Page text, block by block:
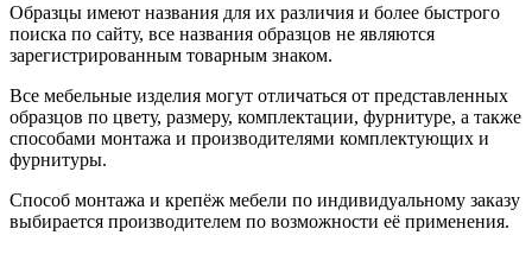
Образцы имеют названия для их различия и более быстрого
поиска по сайту, все названия образцов не являются
зарегистрированным товарным знаком.
Все мебельные изделия могут отличаться от представленных
образцов по цвету, размеру, комплектации, фурнитуре, а также
способами монтажа и производителями комплектующих и
фурнитуры.
Способ монтажа и крепёж мебели по индивидуальному заказу
выбирается производителем по возможности её применения.